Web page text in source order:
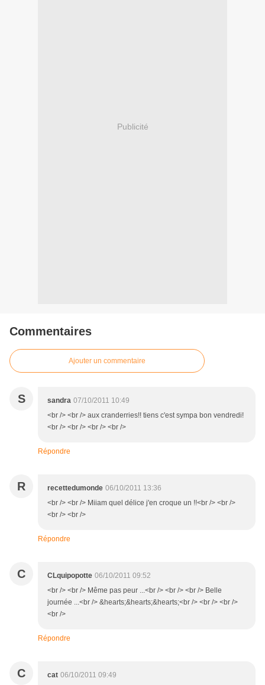
Publicité
Commentaires
Ajouter un commentaire
S sandra 07/10/2011 10:49
<br /> <br /> aux cranderries!! tiens c'est sympa bon vendredi!
<br /> <br /> <br /> <br />
Répondre
R recettedumonde 06/10/2011 13:36
<br /> <br /> Miiam quel délice j'en croque un !!<br /> <br />
<br /> <br />
Répondre
C CLquipopotte 06/10/2011 09:52
<br /> <br /> Même pas peur ...<br /> <br /> <br /> Belle
journée ...<br /> &hearts;&hearts;&hearts;<br /> <br /> <br />
<br />
Répondre
C cat 06/10/2011 09:49